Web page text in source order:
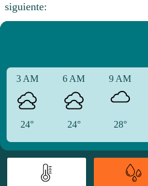
siguiente:
3 AM
24°
6 AM
24°
9 AM
28°